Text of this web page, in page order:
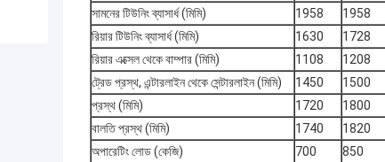
সামনের টিউনিং ব্যাসার্ধ (মিমি)
1958 1958
রিয়ার টিউনিং ব্যাসার্ধ (মিমি)
1630 1728
রিয়ার এক্সেল থেকে বাম্পার (মিমি)
1108 1208
ট্রেড প্রস্থ, এন্টারলাইন থেকে সেন্টারলাইন (মিমি)
1450 1500
প্রস্থ (মিমি)
1720 1800
বালতি প্রস্থ (মিমি)
1740 1820
অপারেটিং লোড (কেজি)
700 850